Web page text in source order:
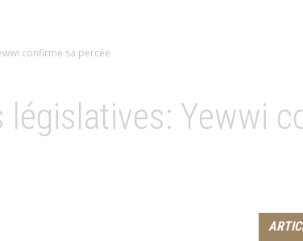
confirme sa percée
Yewwi